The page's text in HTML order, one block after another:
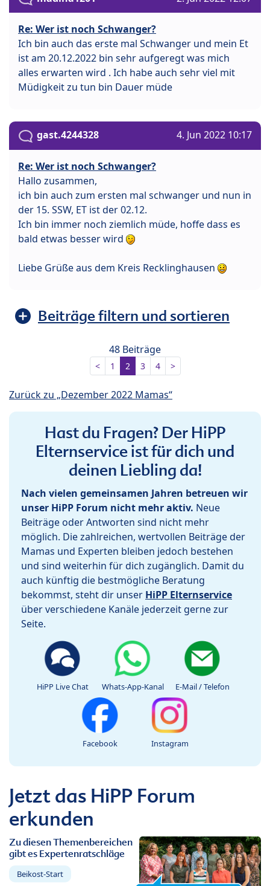
Re: Wer ist noch Schwanger?
Ich bin auch das erste mal Schwanger und mein Et
ist am 20.12.2022 bin sehr aufgeregt was mich
alles erwarten wird . Ich habe auch sehr viel mit
Müdigkeit zu tun bin Dauer müde
gast.4244328 4. Jun 2022 10:17
Re: Wer ist noch Schwanger?
Hallo zusammen,
ich bin auch zum ersten mal schwanger und nun in
der 15. SSW, ET ist der 02.12.
Ich bin immer noch ziemlich müde, hoffe dass es
bald etwas besser wird
Liebe Grüße aus dem Kreis Recklinghausen
Beiträge filtern und sortieren
48 Beiträge
< 1 2 3 4 >
Zurück zu „Dezember 2022 Mamas“
Hast du Fragen? Der HiPP
Elternservice ist für dich und
deinen Liebling da!
Nach vielen gemeinsamen Jahren betreuen wir
unser HiPP Forum nicht mehr aktiv. Neue
Beiträge oder Antworten sind nicht mehr
möglich. Die zahlreichen, wertvollen Beiträge der
Mamas und Experten bleiben jedoch bestehen
und sind weiterhin für dich zugänglich. Damit du
auch künftig die bestmögliche Beratung
bekommst, steht dir unser HiPP Elternservice
über verschiedene Kanäle jederzeit gerne zur
Seite.
HiPP Live Chat Whats-App-Kanal E-Mail / Telefon
Facebook Instagram
Jetzt das HiPP Forum
erkunden
Zu diesen Themenbereichen
gibt es Expertenratschläge
Beikost-Start